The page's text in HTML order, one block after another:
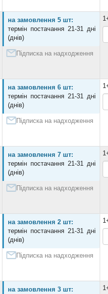
на замовлення 5 шт:
термін постачання 21-31 дні
(днів)
Підписка на надходження
на замовлення 6 шт:
термін постачання 21-31 дні
(днів)
Підписка на надходження
на замовлення 7 шт:
термін постачання 21-31 дні
(днів)
Підписка на надходження
на замовлення 2 шт:
термін постачання 21-31 дні
(днів)
Підписка на надходження
на замовлення 3 шт: